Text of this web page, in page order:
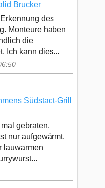
Brucker
des
Monteure haben
die
Ich kann dies...
Südstadt-Grill
gebraten.
nur aufgewärmt.
lauwarmen